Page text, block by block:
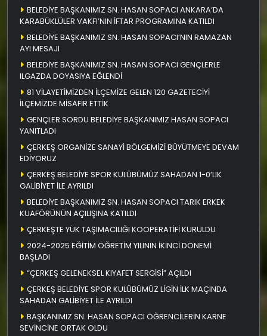
BELEDİYE BAŞKANIMIZ SN. HASAN SOPACI ANKARA’DA
KARABÜKLÜLER VAKFI’NIN İFTAR PROGRAMINA KATILDI
BELEDİYE BAŞKANIMIZ SN. HASAN SOPACI’NIN RAMAZAN
AYI MESAJI
BELEDİYE BAŞKANIMIZ SN. HASAN SOPACI GENÇLERLE
ILGAZDA DOYASIYA EĞLENDİ
81 VİLAYETİMİZDEN İLÇEMİZE GELEN 120 GAZETECİYİ
İLÇEMİZDE MİSAFİR ETTİK
GENÇLER SORDU BELEDİYE BAŞKANIMIZ HASAN SOPACI
YANITLADI
ÇERKEŞ ORGANİZE SANAYİ BÖLGEMİZİ BÜYÜTMEYE DEVAM
EDİYORUZ
ÇERKEŞ BELEDİYE SPOR KULÜBÜMÜZ SAHADAN 1-0’LIK
GALİBİYET İLE AYRILDI
BELEDİYE BAŞKANIMIZ SN. HASAN SOPACI TARIK ERKEK
KUAFÖRÜNÜN AÇILIŞINA KATILDI
ÇERKEŞTE YÜK TAŞIMACILIĞI KOOPERATİFİ KURULDU
2024-2025 EĞİTİM ÖĞRETİM YILININ İKİNCİ DÖNEMİ
BAŞLADI
“ÇERKEŞ GELENEKSEL KIYAFET SERGİSİ” AÇILDI
ÇERKEŞ BELEDİYE SPOR KULÜBÜMÜZ LİGİN İLK MAÇINDA
SAHADAN GALİBİYET İLE AYRILDI
BAŞKANIMIZ SN. HASAN SOPACI ÖĞRENCİLERİN KARNE
SEVİNCİNE ORTAK OLDU